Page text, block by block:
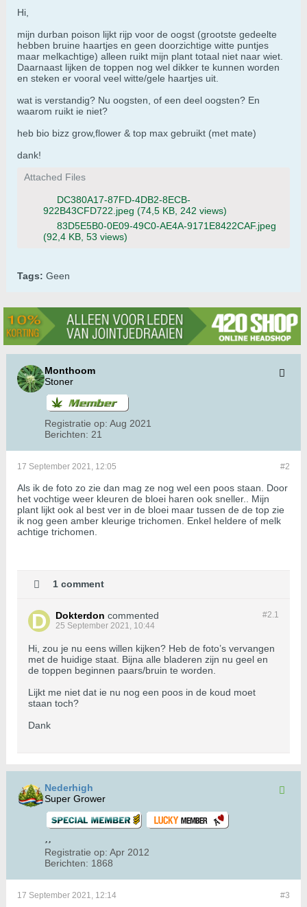
Hi,
mijn durban poison lijkt rijp voor de oogst (grootste gedeelte
hebben bruine haartjes en geen doorzichtige witte puntjes
maar melkachtige) alleen ruikt mijn plant totaal niet naar wiet.
Daarnaast lijken de toppen nog wel dikker te kunnen worden
en steken er vooral veel witte/gele haartjes uit.
wat is verstandig? Nu oogsten, of een deel oogsten? En
waarom ruikt ie niet?
heb bio bizz grow,flower & top max gebruikt (met mate)
dank!
Attached Files
DC380A17-87FD-4DB2-8ECB-
922B43CFD722.jpeg (74,5 KB, 242 views)
83D5E5B0-0E09-49C0-AE4A-9171E8422CAF.jpeg
(92,4 KB, 53 views)
Tags: Geen
Monthoom
Stoner
Registratie op: Aug 2021
Berichten: 21
#2
17 September 2021, 12:05
Als ik de foto zo zie dan mag ze nog wel een poos staan. Door
het vochtige weer kleuren de bloei haren ook sneller.. Mijn
plant lijkt ook al best ver in de bloei maar tussen de de top zie
ik nog geen amber kleurige trichomen. Enkel heldere of melk
achtige trichomen.
1 comment
#2.1
Dokterdon commented
25 September 2021, 10:44
Hi, zou je nu eens willen kijken? Heb de foto’s vervangen
met de huidige staat. Bijna alle bladeren zijn nu geel en
de toppen beginnen paars/bruin te worden.
Lijkt me niet dat ie nu nog een poos in de koud moet
staan toch?
Dank
Nederhigh
Super Grower
Registratie op: Apr 2012
Berichten: 1868
#3
17 September 2021, 12:14